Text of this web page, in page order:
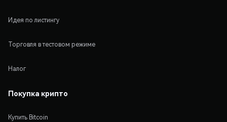
Идея по листингу
Торговля в тестовом режиме
Налог
Покупка крипто
Купить Bitcoin